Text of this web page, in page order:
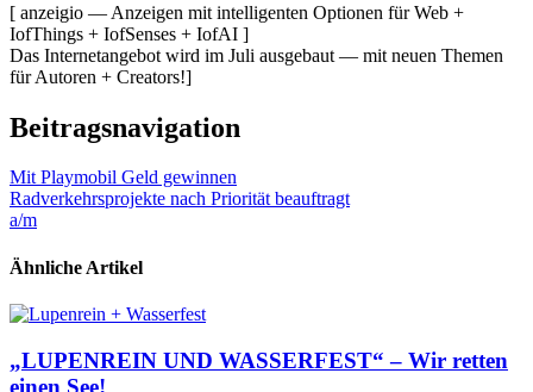
[ anzeigio — Anzeigen mit intelligenten Optionen für Web +
IofThings + IofSenses + IofAI ]
Das Internetangebot wird im Juli ausgebaut — mit neuen Themen
für Autoren + Creators!]
Beitragsnavigation
Mit Playmobil Geld gewinnen
Radverkehrsprojekte nach Priorität beauftragt
a/m
Ähnliche Artikel
„LUPENREIN UND WASSERFEST“ – Wir retten
einen See!